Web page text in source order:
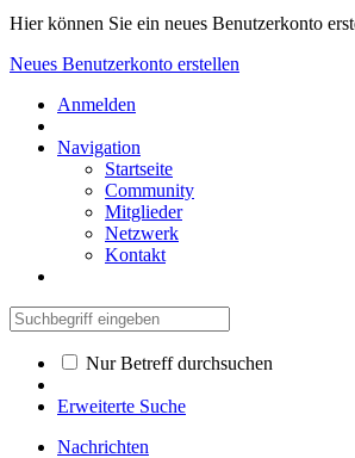
Hier können Sie ein neues Benutzerkonto
Neues Benutzerkonto erstellen
Anmelden
Navigation
Startseite
Community
Mitglieder
Netzwerk
Kontakt
Nur Betreff durchsuchen
Erweiterte Suche
Nachrichten